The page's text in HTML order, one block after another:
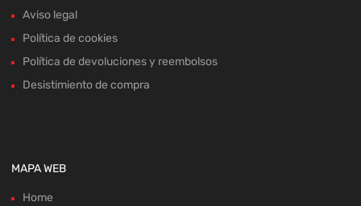
Aviso legal
Política de cookies
Política de devoluciones y reembolsos
Desistimiento de compra
MAPA WEB
Home